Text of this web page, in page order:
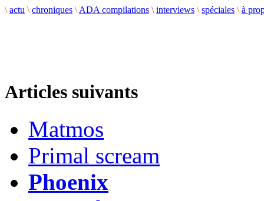
\ actu \ chroniques \ ADA compilations \ interviews \ spéciales \ à
Articles suivants
Matmos
Primal scream
Phoenix